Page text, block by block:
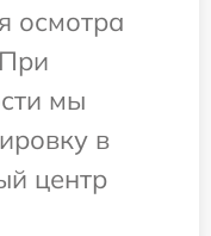
осмотра
мы
в
центр